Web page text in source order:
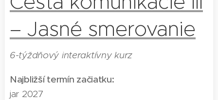
– Jasné smerovanie
6-týždňový interaktívny kurz
Najbližší termín začiatku:
jar 2027